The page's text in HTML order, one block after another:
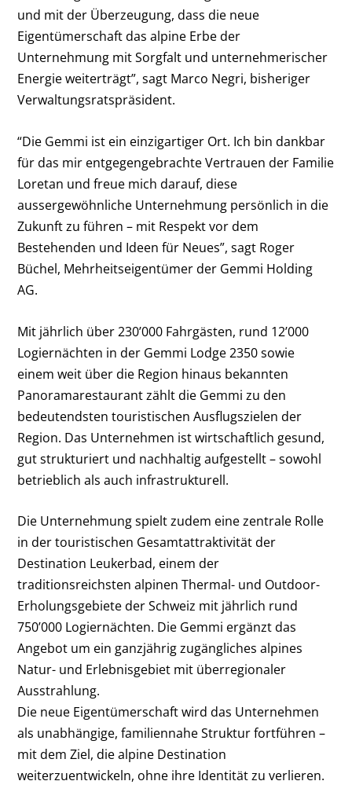
und mit der Überzeugung, dass die neue
Eigentümerschaft das alpine Erbe der
Unternehmung mit Sorgfalt und unternehmerischer
Energie weiterträgt”, sagt Marco Negri, bisheriger
Verwaltungsratspräsident.
“Die Gemmi ist ein einzigartiger Ort. Ich bin dankbar
für das mir entgegengebrachte Vertrauen der Familie
Loretan und freue mich darauf, diese
aussergewöhnliche Unternehmung persönlich in die
Zukunft zu führen – mit Respekt vor dem
Bestehenden und Ideen für Neues”, sagt Roger
Büchel, Mehrheitseigentümer der Gemmi Holding
AG.
Mit jährlich über 230’000 Fahrgästen, rund 12’000
Logiernächten in der Gemmi Lodge 2350 sowie
einem weit über die Region hinaus bekannten
Panoramarestaurant zählt die Gemmi zu den
bedeutendsten touristischen Ausflugszielen der
Region. Das Unternehmen ist wirtschaftlich gesund,
gut strukturiert und nachhaltig aufgestellt – sowohl
betrieblich als auch infrastrukturell.
Die Unternehmung spielt zudem eine zentrale Rolle
in der touristischen Gesamtattraktivität der
Destination Leukerbad, einem der
traditionsreichsten alpinen Thermal- und Outdoor-
Erholungsgebiete der Schweiz mit jährlich rund
750’000 Logiernächten. Die Gemmi ergänzt das
Angebot um ein ganzjährig zugängliches alpines
Natur- und Erlebnisgebiet mit überregionaler
Ausstrahlung.
Die neue Eigentümerschaft wird das Unternehmen
als unabhängige, familiennahe Struktur fortführen –
mit dem Ziel, die alpine Destination
weiterzuentwickeln, ohne ihre Identität zu verlieren.